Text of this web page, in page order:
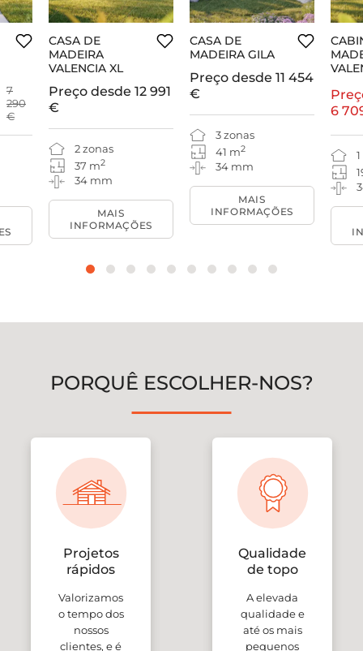
7
290
€
CASA DE
MADEIRA
VALENCIA XL
2 zonas
37 m2
34 mm
Preço desde 12 991
€
MAIS
INFORMAÇÕES
CASA DE
MADEIRA GILA
3 zonas
41 m2
34 mm
Preço desde 11 454
€
MAIS
INFORMAÇÕES
6
PORQUÊ ESCOLHER-NOS?
Projetos
rápidos
Valorizamos
o tempo dos
nossos
clientes, e é
Qualidade
de topo
A elevada
qualidade e
até os mais
pequenos